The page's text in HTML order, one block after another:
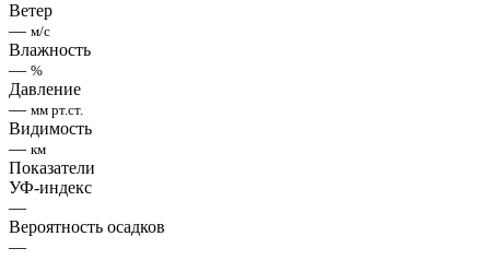
Ветер
— м/с
Влажность
— %
Давление
— мм рт.ст.
Видимость
— км
Показатели
УФ-индекс
—
Вероятность осадков
—